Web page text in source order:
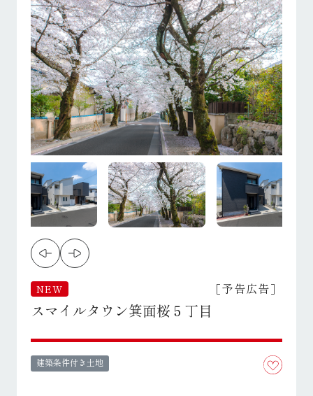
NEW ［予告広告］
スマイルタウン箕面桜５丁目
建築条件付き土地